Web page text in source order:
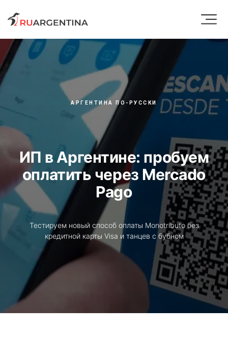
АРГЕНТИНА ПО-РУССКИ
ИП в Аргентине: пробуем
оплатить через Mercado
Pago
Тестируем новый способ оплаты Monotributo без
кредитной карты Visa и танцев с бубном